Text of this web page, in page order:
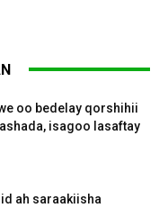
oo bedelay qorshihii
isagoo lasaftay
ah saraakiisha